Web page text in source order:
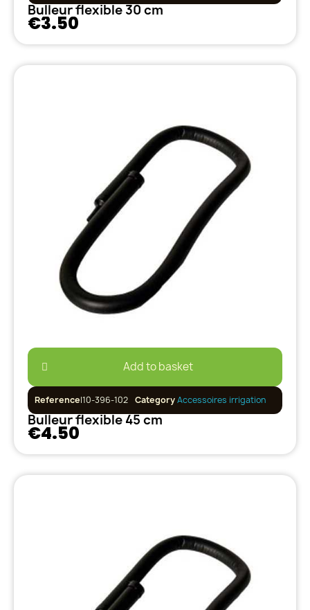
Bulleur flexible 30 cm
€3.50
Add to basket
ReferenceI10-396-102 CategoryAccessoires irrigation
Bulleur flexible 45 cm
€4.50